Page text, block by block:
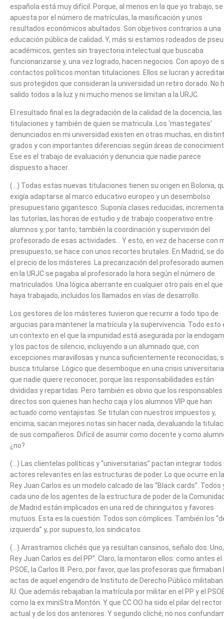
española está muy difícil. Porque, al menos en la que yo trabajo, se
apuesta por el número de matrículas, la masificación y unos
resultados económicos abultados. Son objetivos contrarios a una
educación pública de calidad. Y, más si estamos rodeados de
académicos, gentes sin trayectoria intelectual que buscaba
funcionarizarse y, una vez logrado, hacen negocios. Con apoyo de
contactos políticos montan titulaciones. Ellos se lucran y
sus protegidos que consideran la universidad un retiro dorado. No
salido todos a la luz y ni mucho menos se limitan a la URJC.
El resultado final es la degradación de la calidad de la docencia, las
titulaciones y también de quien se matricula. Los ‘mastegates’
denunciados en mi universidad existen en otras muchas, en
grados y con importantes diferencias según áreas de
Ese es el trabajo de evaluación y denuncia que nadie parece
dispuesto a hacer.
(…) Todas estas nuevas titulaciones tienen su origen en Bolonia,
exigía adaptarse al marco educativo europeo y un desembolso
presupuestario gigantesco. Suponía clases reducidas,
las tutorías, las horas de estudio y de trabajo cooperativo entre
alumnos y, por tanto, también la coordinación y supervisión del
profesorado de esas actividades… Y esto, en vez de hacerse con
presupuesto, se hace con unos recortes brutales. En Madrid, se
el precio de los másteres. La precarización del profesorado
en la URJC se pagaba al profesorado la hora según el número de
matriculados. Una lógica aberrante en cualquier otro país en el que
haya trabajado, incluidos los llamados en vías de desarrollo.
Los gestores de los másteres tuvieron que recurrir a todo tipo de
argucias para mantener la matrícula y la supervivencia. Todo esto
un contexto en el que la impunidad está asegurada por la
y los pactos de silencio, incluyendo a un alumnado que, con
excepciones maravillosas y nunca suficientemente reconocidas,
busca titularse. Lógico que desemboque en una crisis universitaria
que nadie quiere reconocer, porque las responsabilidades están
divididas y repartidas. Pero también es obvio que los responsables
directos son quienes han hecho caja y los alumnos VIP que han
actuado como ventajistas. Se titulan con nuestros impuestos y,
encima, sacan mejores notas sin hacer nada, devaluando la
de sus compañeros. Difícil de asumir como docente y como
¿no?
(…) Las clientelas políticas y “universitarias” pactan integrar todos
actores relevantes en las estructuras de poder. Lo que ocurre en la
Rey Juan Carlos es un modelo calcado de las “Black cards”. Todos
cada uno de los agentes de la estructura de poder de la
de Madrid están implicados en una red de chiringuitos y favores
mutuos. Esta es la cuestión. Todos son cómplices. También los
izquierda” y, por supuesto, los sindicatos.
(…) Arrastramos clichés que ya resultan cansinos, señalo dos. Uno,
Rey Juan Carlos es del PP”. Claro, la montaron ellos: como antes el
PSOE, la Carlos III. Pero, por favor, que las profesoras que firmaban
actas de aquel engendro de Instituto de Derecho Público militaban
IU. Que además rebajaban la matrícula por militar en el PP y el
como la ex miniStra Montón. Y que CC OO ha sido el pilar del rector
actual y de los dos anteriores. Y segundo cliché, no nos